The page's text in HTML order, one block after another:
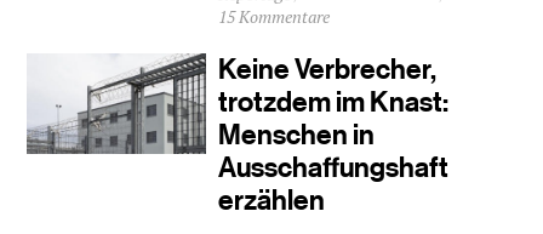
3
15 Kommentare
Keine Verbrecher,
trotzdem im Knast:
Menschen in
Ausschaffungshaft
erzählen